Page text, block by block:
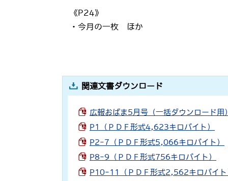
《P24》
・今月の一枚 ほか
関連文書ダウンロード
広報おばま5月号（一括ダウンロード
P1（ＰＤＦ形式4,623キロバイト）
P2-7（ＰＤＦ形式5,066キロバイト）
P8-9（ＰＤＦ形式756キロバイト）
P10-11（ＰＤＦ形式2,562キロバイト